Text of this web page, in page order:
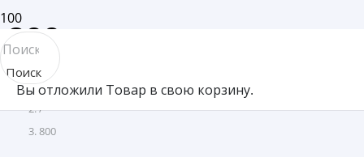
Поиск
товара
Вы отложили Товар в свою корзину.
800
Товар Объем (мл)
/
800